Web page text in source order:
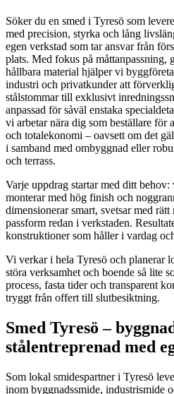
Söker du en smed i Tyresö som
med precision, styrka och lång
egen verkstad som tar ansvar från
plats. Med fokus på måttanpassning,
hållbara material hjälper vi
industri och privatkunder att
stålstommar till exklusivt
anpassad för såväl enstaka
vi arbetar nära dig som beställare för
och totalekonomi – oavsett om det
i samband med ombyggnad eller
och terrass.
Varje uppdrag startar med ditt
monterar med hög finish och
dimensionerar smart, svetsar med
passform redan i verkstaden.
konstruktioner som håller i vardag
Vi verkar i hela Tyresö och planerar
störa verksamhet och boende så lite
process, fasta tider och transparent
tryggt från offert till slutbesiktning.
Smed Tyresö –
stålentreprenad med
Som lokal smidespartner i Tyresö
inom byggnadssmide, industrismide